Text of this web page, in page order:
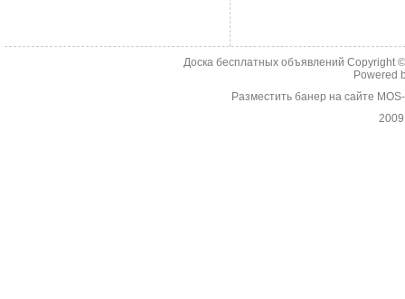
Доска бесплатных объявлений Copyright
Powered
Разместить банер на сайте